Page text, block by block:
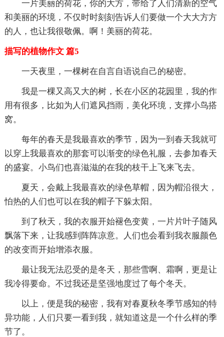
一片美丽的荷花，你的大方，带给了人们清新的空气
和美丽的环境，不仅时时刻刻告诉人们要做一个大大方方
的人，也让我很敬佩。啊！美丽的荷花。
描写的植物作文 篇5
一天夜里，一棵树在自言自语说自己的秘密。
我是一棵又高又大的树，长在小区的花园里，我的作
用有很多，比如为人们遮风挡雨，美化环境，支撑小鸟搭
窝。
每年的春天是我最喜欢的季节，因为一到春天我就可
以穿上我最喜欢的那套可以渐变的绿色礼服，去参加春天
的盛宴。小鸟们也喜滋滋的在我的枝干上飞来飞去。
夏天，会戴上我最喜欢的绿色草帽，因为帽沿很大，
怕热的人们也可以在我的帽子下躲太阳。
到了秋天，我的衣服开始褪色变黄，一片片叶子随风
飘落下来，让我感到阵阵凉意。人们也会看到我衣服颜色
的改变而开始增添衣服。
最让我无法忍受的是冬天，那些雪啊、霜啊，更是让
我冷得要命。不过我还是坚强地度过了每个冬天。
以上，便是我的秘密，我有对春夏秋冬季节感知的特
异功能，人们只要一看到我，就知道这是一个什么样的季
节了。